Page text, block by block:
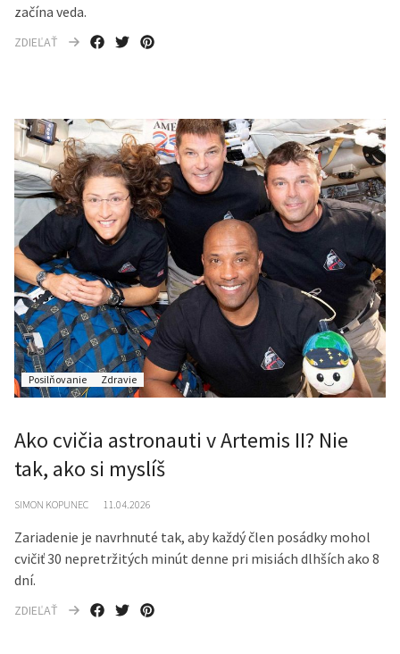
začína veda.
ZDIEĽAŤ
Posilňovanie Zdravie
Ako cvičia astronauti v Artemis II? Nie
tak, ako si myslíš
SIMON KOPUNEC 11.04.2026
Zariadenie je navrhnuté tak, aby každý člen posádky mohol
cvičiť 30 nepretržitých minút denne pri misiách dlhších ako 8
dní.
ZDIEĽAŤ